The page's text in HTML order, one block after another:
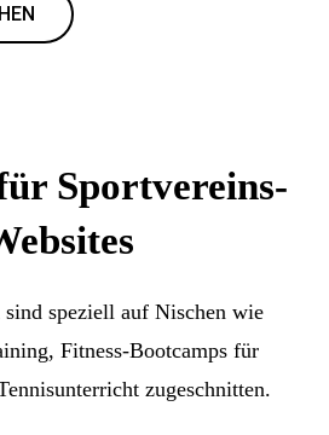
Sportvereins-
sind speziell auf Nischen wie
Fitness-Bootcamps für
zugeschnitten.